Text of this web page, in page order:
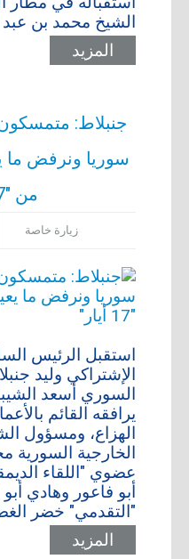
الشيخ محمد بن عبد
المزيد
جنبلاط:
سوريا ونرفض ما
من "17 أيار"
زيارة خاصة
استقبل الرئيس
الإشتراكي وليد
السوري أسعد
يرافقه القائم
الهزاع، ومسؤول
الخارجية السورية
عضوي "اللقاء
أبو فاعور وهادي
"التقدمي" خضر
المزيد